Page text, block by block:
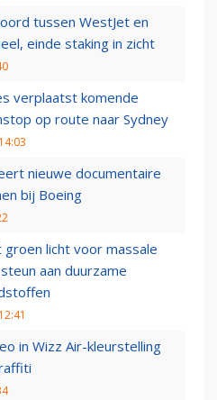
tussen WestJet en
einde staking in zicht
verplaatst komende
op route naar Sydney
nieuwe documentaire
bij Boeing
licht voor massale
aan duurzame
in Wizz Air-kleurstelling